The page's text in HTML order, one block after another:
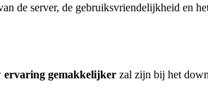
de server, de gebruiksvriendelijkheid en
ervaring gemakkelijker zal zijn bij het